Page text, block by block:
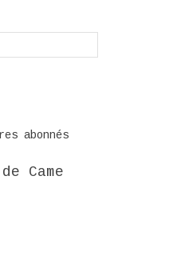
abonnés
Came